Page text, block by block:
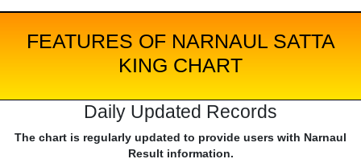
FEATURES OF NARNAUL SATTA
KING CHART
Daily Updated Records
The chart is regularly updated to provide users with Narnaul
Result information.